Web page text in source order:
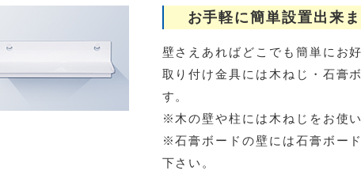
お手軽に簡単設置出来
壁さえあればどこでも簡単にお
取り付け金具には木ねじ・石膏
す。
※木の壁や柱には木ねじをお使い
※石膏ボードの壁には石膏ボー
下さい。